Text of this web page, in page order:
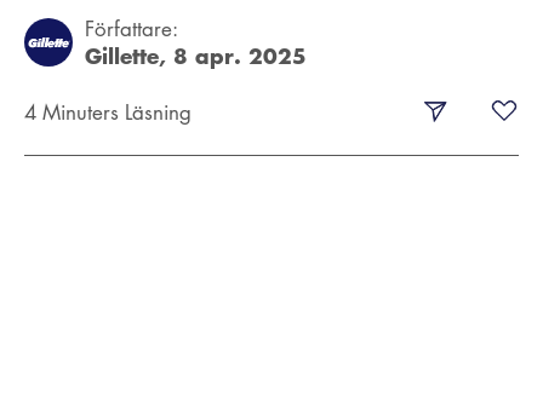
Författare:
Gillette, 8 apr. 2025
4 Minuters Läsning